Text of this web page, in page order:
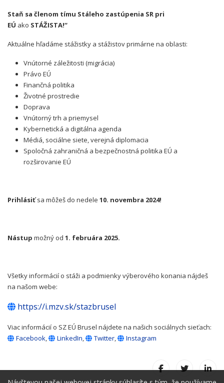
Staň sa členom tímu Stáleho zastúpenia SR pri
EÚ ako STÁŽISTA!“
Aktuálne hľadáme stážistky a stážistov primárne na oblasti:
Vnútorné záležitosti (migrácia)
Právo EÚ
Finančná politika
Životné prostredie
Doprava
Vnútorný trh a priemysel
Kybernetická a digitálna agenda
Médiá, sociálne siete, verejná diplomacia
Spoločná zahraničná a bezpečnostná politika EÚ a
rozširovanie EÚ
Prihlásiťsa môžeš do nedele 10. novembra 2024!
Nástup možný od 1. februára 2025.
Všetky informácií o stáži a podmienky výberového konania nájdeš
na našom webe:
https://i.mzv.sk/stazbrusel
Viac informácií o SZ EÚ Brusel nájdete na našich sociálnych sieťach:
Facebook, LinkedIn, Twitter, Instagram